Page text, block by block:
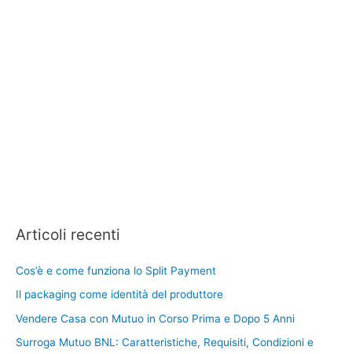
Articoli recenti
Cos’è e come funziona lo Split Payment
Il packaging come identità del produttore
Vendere Casa con Mutuo in Corso Prima e Dopo 5 Anni
Surroga Mutuo BNL: Caratteristiche, Requisiti, Condizioni e